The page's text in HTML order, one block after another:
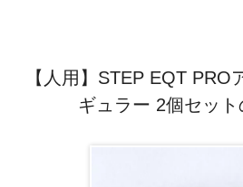
【人用】STEP EQT PRO
ギュラー 2個セッ